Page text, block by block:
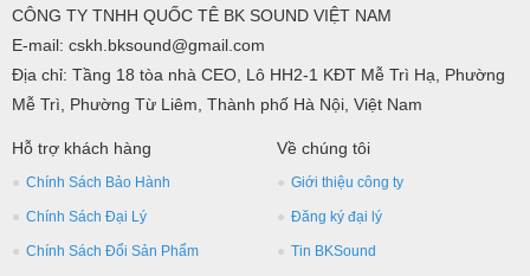
Trở kháng đầu vào : 2.2 kΩ
Đầu ra:
MAIN OUT (L/R) : 6.0 V
CENTER OUT : 2.2V
SUB-WOOFER OUT : 6.0 V
AUX OUT (L/R) : 6.0 V
REC OUT (L/R) : 6.0 V
Key Control : 15 bước
CÔNG TY TNHH QUỐC TÊ BK SOUND VIỆT NAM
E-mail: cskh.bksound@gmail.com
Địa chỉ: Tầng 18 tòa nhà CEO, Lô HH2-1 KĐT Mễ Trì Hạ, Phường
Mễ Trì, Phường Từ Liêm, Thành phố Hà Nội, Việt Nam
Hỗ trợ khách hàng
Chính Sách Bảo Hành
Chính Sách Đại Lý
Chính Sách Đổi Sản Phẩm
Về chúng tôi
Giới thiệu công ty
Đăng ký đại lý
Tin BKSound